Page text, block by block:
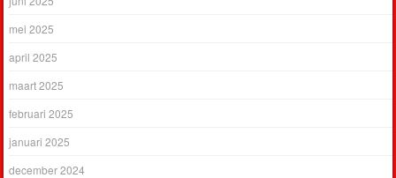
mei 2025
april 2025
maart 2025
februari 2025
januari 2025
december 2024